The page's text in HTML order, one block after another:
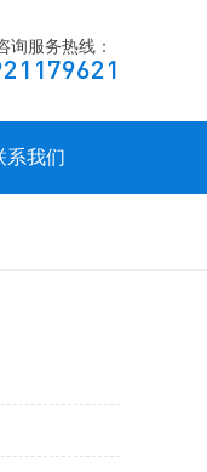
询服务热线：
系我们